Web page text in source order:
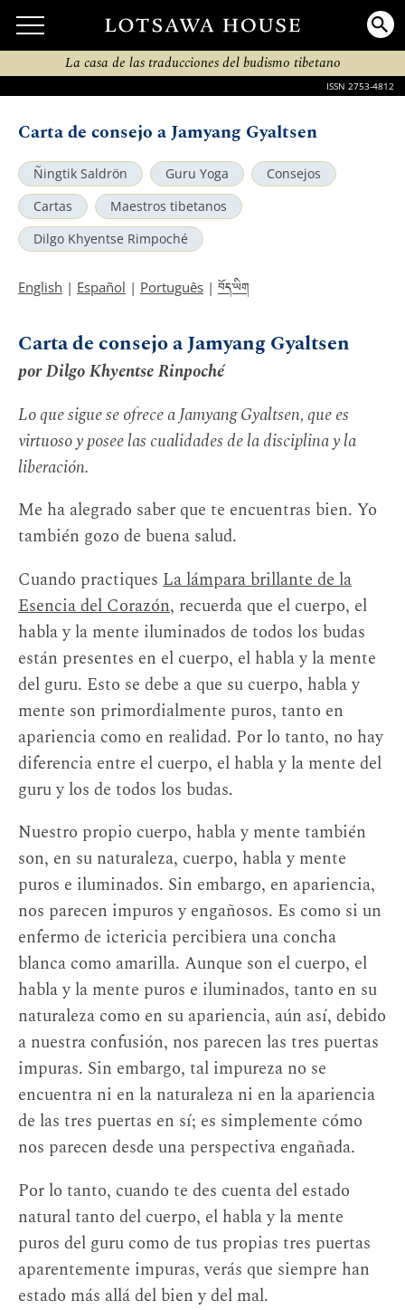
La casa de las traducciones del budismo tibetano
ISSN 2753-4812
Carta de consejo a Jamyang Gyaltsen
Ñingtik Saldrön Guru Yoga
Consejos
Cartas
Maestros tibetanos
Dilgo Khyentse Rimpoché
English | Español | Português | བོད་ཡིག
Carta de consejo a Jamyang Gyaltsen
por Dilgo Khyentse Rinpoché
Lo que sigue se ofrece a Jamyang Gyaltsen, que es
virtuoso y posee las cualidades de la disciplina y la
liberación.
Me ha alegrado saber que te encuentras bien. Yo
también gozo de buena salud.
Cuando practiques La lámpara brillante de la
Esencia del Corazón, recuerda que el cuerpo, el
habla y la mente iluminados de todos los budas
están presentes en el cuerpo, el habla y la mente
del guru. Esto se debe a que su cuerpo, habla y
mente son primordialmente puros, tanto en
apariencia como en realidad. Por lo tanto, no hay
diferencia entre el cuerpo, el habla y la mente del
guru y los de todos los budas.
Nuestro propio cuerpo, habla y mente también
son, en su naturaleza, cuerpo, habla y mente
puros e iluminados. Sin embargo, en apariencia,
nos parecen impuros y engañosos. Es como si un
enfermo de ictericia percibiera una concha
blanca como amarilla. Aunque son el cuerpo, el
habla y la mente puros e iluminados, tanto en su
naturaleza como en su apariencia, aún así, debido
a nuestra confusión, nos parecen las tres puertas
impuras. Sin embargo, tal impureza no se
encuentra ni en la naturaleza ni en la apariencia
de las tres puertas en sí; es simplemente cómo
nos parecen desde una perspectiva engañada.
Por lo tanto, cuando te des cuenta del estado
natural tanto del cuerpo, el habla y la mente
puros del guru como de tus propias tres puertas
aparentemente impuras, verás que siempre han
estado más allá del bien y del mal.